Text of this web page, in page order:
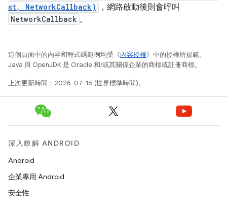
st, NetworkCallback)
，網路啟動後則會呼叫
NetworkCallback 。
這個頁面中的內容和程式碼範例均受《內容授權》中的授權所規範。
Java 與 OpenJDK 是 Oracle 和/或其關係企業的商標或註冊商標。
上次更新時間：2026-07-15 (世界標準時間)。
深入瞭解 ANDROID
Android
企業專用 Android
安全性